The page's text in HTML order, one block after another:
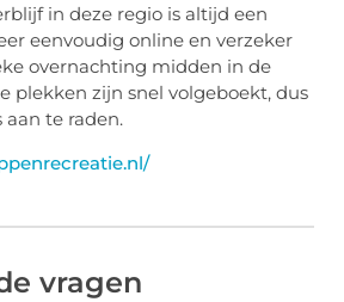
in deze regio is altijd een
eenvoudig online en verzeker
overnachting midden in de
plekken zijn snel volgeboekt, dus
te raden.
vragen